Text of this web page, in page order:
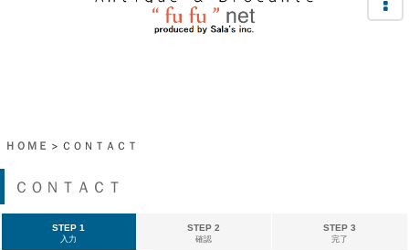
ＨＯＭＥ > ＣＯＮＴＡＣＴ
ＣＯＮＴＡＣＴ
STEP 1
入力
STEP 2
確認
STEP 3
完了